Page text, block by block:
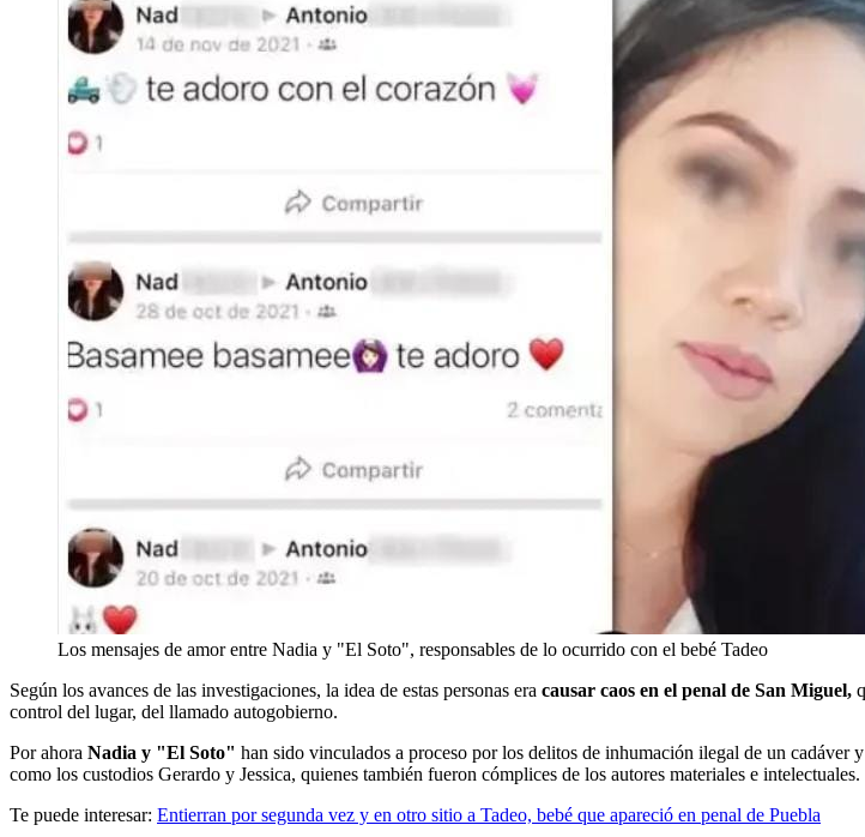
Los mensajes de amor entre Nadia y "El Soto", responsables de lo ocurrido con el bebé Tadeo
Según los avances de las investigaciones, la idea de estas personas era causar caos en el penal de San Miguel,
control del lugar, del llamado autogobierno.
Por ahora Nadia y "El Soto" han sido vinculados a proceso por los delitos de inhumación ilegal de un
como los custodios Gerardo y Jessica, quienes también fueron cómplices de los autores materiales e intelectuales.
Te puede interesar: Entierran por segunda vez y en otro sitio a Tadeo, bebé que apareció en penal de Puebla